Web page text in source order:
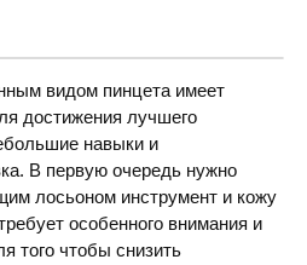
видом пинцета имеет
достижения лучшего
навыки и
В первую очередь нужно
лосьоном инструмент и кожу
особенного внимания и
того чтобы снизить